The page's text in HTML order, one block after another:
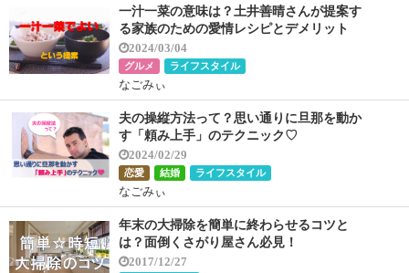
一汁一菜の意味は？土井善晴さんが提案す
る家族のための愛情レシピとデメリット
2024/03/04
グルメ ライフスタイル
なごみぃ
夫の操縦方法って？思い通りに旦那を動か
す「頼み上手」のテクニック♡
2024/02/29
恋愛 結婚 ライフスタイル
なごみぃ
年末の大掃除を簡単に終わらせるコツと
は？面倒くさがり屋さん必見！
2017/12/27